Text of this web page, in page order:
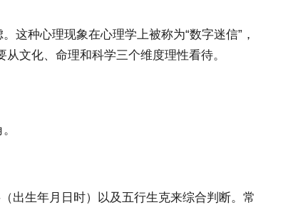
这种心理现象在心理学上被称为“数字迷信”，
文化、命理和科学三个维度理性看待。
出生年月日时）以及五行生克来综合判断。常